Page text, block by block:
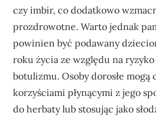
czy imbir, co dodatkowo
prozdrowotne. Warto jednak
powinien być podawany
roku życia ze względu na
botulizmu. Osoby dorosłe mogą
korzyściami płynącymi z jego
do herbaty lub stosując jako